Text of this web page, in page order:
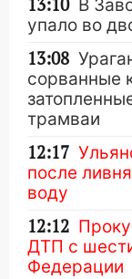
13:10 В
упало во
13:08
сорванные
трамваи
12:17
после
воду
12:12
ДТП с
Федерации